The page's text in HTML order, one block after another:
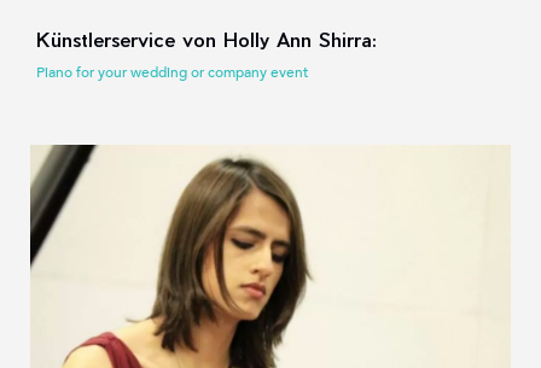
Künstlerservice von Holly Ann Shirra:
Piano for your wedding or company event